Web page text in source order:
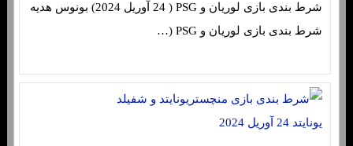
شرط بندی بازی لوریان و PSG ( 24 آوریل 2024) بونوس هدیه
شرط بندی بازی لوریان و PSG (…